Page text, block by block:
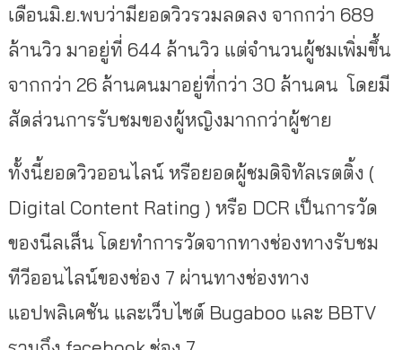
เดือนมิ.ย.พบว่ามียอดวิวรวมลดลง จากกว่า 689
ล้านวิว มาอยู่ที่ 644 ล้านวิว แต่จำนวนผู้ชมเพิ่มขึ้น
จากกว่า 26 ล้านคนมาอยู่ที่กว่า 30 ล้านคน โดยมี
สัดส่วนการรับชมของผู้หญิงมากกว่าผู้ชาย
ทั้งนี้ยอดวิวออนไลน์ หรือยอดผู้ชมดิจิทัลเรตติ้ง (
Digital Content Rating ) หรือ DCR เป็นการวัด
ของนีลเส็น โดยทำการวัดจากทางช่องทางรับชม
ทีวีออนไลน์ของช่อง 7 ผ่านทางช่องทาง
แอปพลิเคชัน และเว็บไซต์ Bugaboo และ BBTV